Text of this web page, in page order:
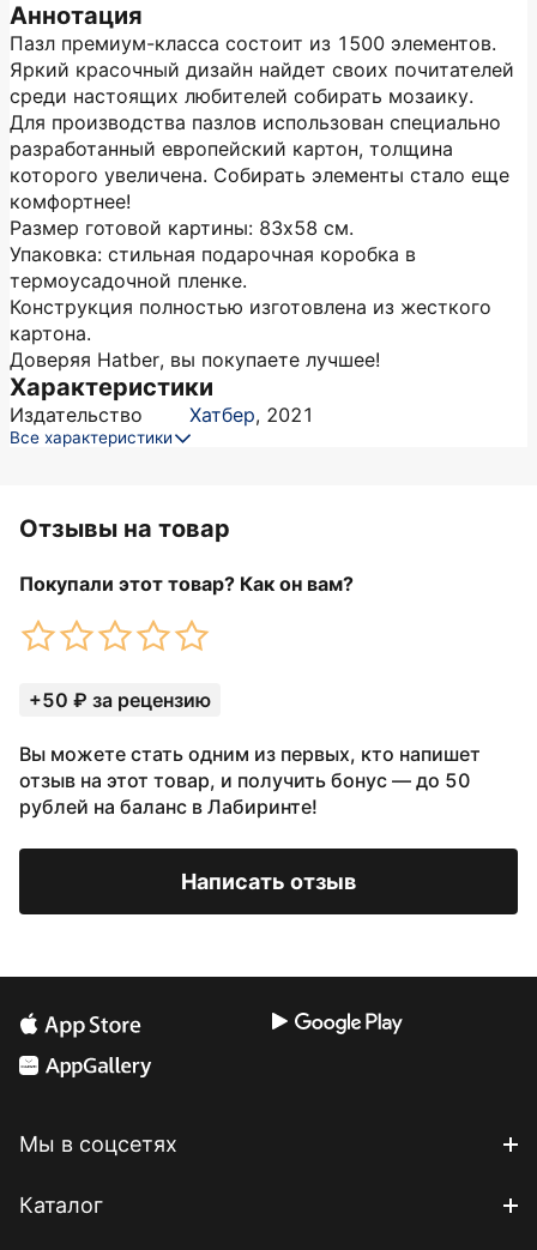
Аннотация
Пазл премиум-класса состоит из 1500 элементов.
Яркий красочный дизайн найдет своих почитателей
среди настоящих любителей собирать мозаику.
Для производства пазлов использован специально
разработанный европейский картон, толщина
которого увеличена. Собирать элементы стало еще
комфортнее!
Размер готовой картины: 83х58 см.
Упаковка: стильная подарочная коробка в
термоусадочной пленке.
Конструкция полностью изготовлена из жесткого
картона.
Доверяя Hatber, вы покупаете лучшее!
Характеристики
Издательство Хатбер, 2021
Все характеристики
Отзывы на товар
Покупали этот товар? Как он вам?
+50 ₽ за рецензию
Вы можете стать одним из первых, кто напишет
отзыв на этот товар, и получить бонус — до 50
рублей на баланс в Лабиринте!
Написать отзыв
Мы в соцсетях
Каталог